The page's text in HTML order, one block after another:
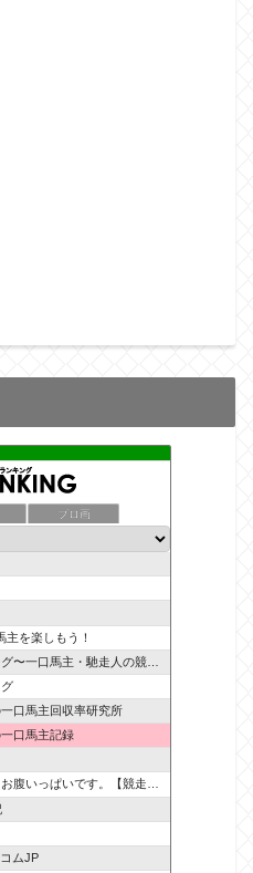
ブロ画
を楽しもう！
口馬主・馳走人の競馬備忘録〜
口馬主回収率研究所
口馬主記録
いっぱいです。【競走馬出資】
ムJP